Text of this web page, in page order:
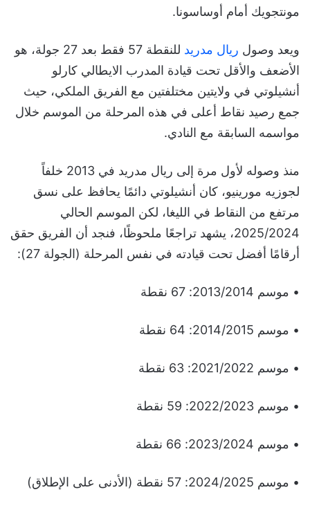
مونتجويك أمام أوساسونا.
ويعد وصول ريال مدريد
للنقطة 57 فقط بعد 27 جولة، هو
الأضعف والأقل تحت قيادة المدرب الايطالي كارلو
أنشيلوتي في ولايتين مختلفتين مع الفريق الملكي، حيث
جمع رصيد نقاط أعلى في هذه المرحلة من الموسم خلال
مواسمه السابقة مع النادي.
منذ وصوله لأول مرة إلى ريال مدريد في 2013 خلفاً
لجوزيه مورينيو، كان أنشيلوتي دائمًا يحافظ على نسق
مرتفع من النقاط في الليغا، لكن الموسم الحالي
2025/2024، يشهد تراجعًا ملحوظًا، فنجد أن الفريق حقق
أرقامًا أفضل تحت قيادته في نفس المرحلة (الجولة 27):
• موسم 2013/2014: 67 نقطة
• موسم 2014/2015: 64 نقطة
• موسم 2021/2022: 63 نقطة
• موسم 2022/2023: 59 نقطة
• موسم 2023/2024: 66 نقطة
• موسم 2024/2025: 57 نقطة (الأدنى على الإطلاق)